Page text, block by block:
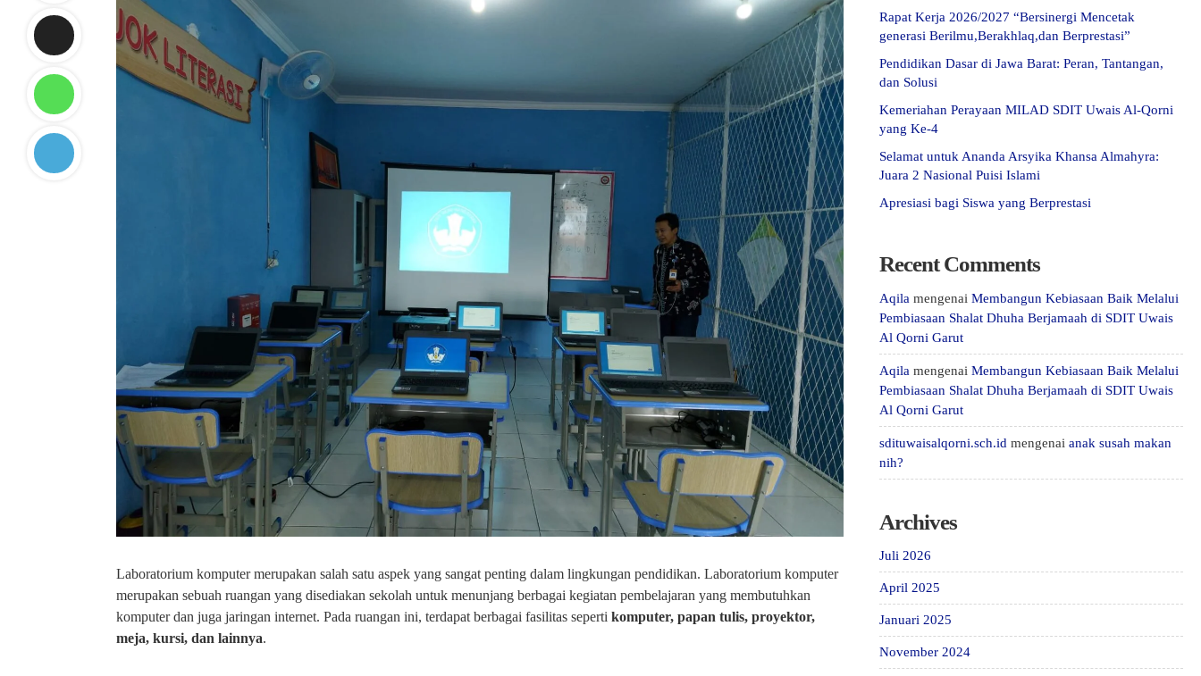
Laboratorium komputer merupakan salah satu aspek yang sangat penting dalam lingkungan pendidikan. Laboratorium komputer
merupakan sebuah ruangan yang disediakan sekolah untuk menunjang berbagai kegiatan pembelajaran yang membutuhkan
komputer dan juga jaringan internet. Pada ruangan ini, terdapat berbagai fasilitas seperti komputer, papan tulis, proyektor,
meja, kursi, dan lainnya.
Rapat Kerja 2026/2027 “Bersinergi Mencetak
generasi Berilmu,Berakhlaq,dan Berprestasi”
Pendidikan Dasar di Jawa Barat: Peran, Tantangan,
dan Solusi
Kemeriahan Perayaan MILAD SDIT Uwais Al-Qorni
yang Ke-4
Selamat untuk Ananda Arsyika Khansa Almahyra:
Juara 2 Nasional Puisi Islami
Apresiasi bagi Siswa yang Berprestasi
Recent Comments
Aqila mengenai Membangun Kebiasaan Baik Melalui
Pembiasaan Shalat Dhuha Berjamaah di SDIT Uwais
Al Qorni Garut
Aqila mengenai Membangun Kebiasaan Baik Melalui
Pembiasaan Shalat Dhuha Berjamaah di SDIT Uwais
Al Qorni Garut
sdituwaisalqorni.sch.id mengenai anak susah makan
nih?
Archives
Juli 2026
April 2025
Januari 2025
November 2024